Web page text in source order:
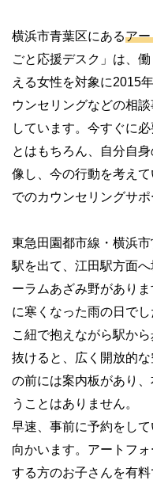
横浜市青葉区にあるア
ごと応援デスク」は、
える女性を対象に2015
ウンセリングなどの相
しています。今すぐに
とはもちろん、自分自
像し、今の行動を考え
でのカウンセリングサポ
東急田園都市線・横浜
駅を出て、江田駅方面
ーラムあざみ野があり
に寒くなった雨の日で
こ紐で抱えながら駅か
抜けると、広く開放的
の前には案内板があり
うことはありません。
早速、事前に予約をし
向かいます。アートフ
する方のお子さんを有料